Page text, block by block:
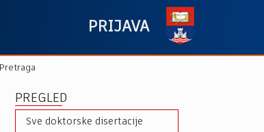
PRIJAVA
Pretraga
PREGLED
Sve doktorske disertacije